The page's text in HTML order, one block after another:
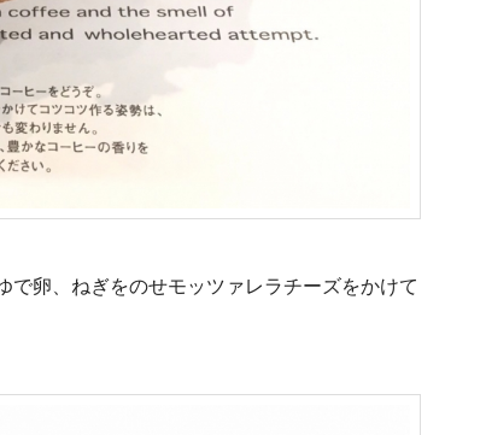
卵、ねぎをのせモッツァレラチーズをかけて